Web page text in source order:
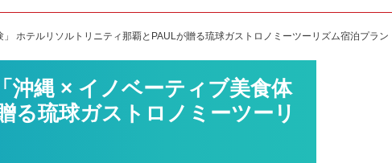
ホテルリソルトリニティ那覇とPAULが贈る琉球ガストロノミーツーリズム宿泊プラン
縄 × イノベーティブ美食体
る琉球ガストロノミーツーリ